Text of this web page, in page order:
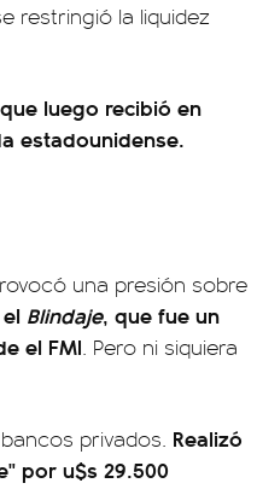
restringió la liquidez
que luego recibió en
estadounidense.
una presión sobre
Blindaje, que fue un
el FMI. Pero ni siquiera
privados. Realizó
por u$s 29.500